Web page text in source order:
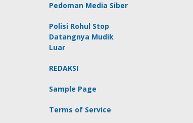
Pedoman Media Siber
Polisi Rohul Stop
Datangnya Mudik
Luar
REDAKSI
Sample Page
Terms of Service